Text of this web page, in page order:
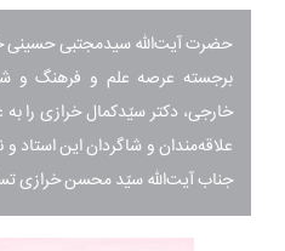
حضرت آیت‌الله سیدمجتبی حسینی
برجسته عرصه علم و فرهنگ
خارجی، دکتر سیّدکمال خرازی را
علاقه‌مندان و شاگردان این استاد و
جناب آیت‌الله سیّد محسن خرازی